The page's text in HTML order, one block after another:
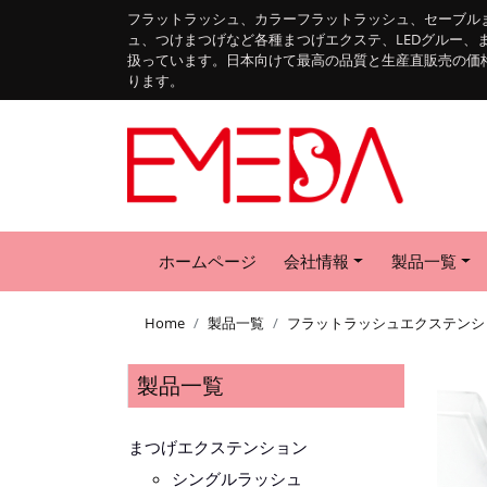
フラットラッシュ、カラーフラットラッシュ、セーブ
ュ、つけまつげなど各種まつげエクステ、LEDグルー
扱っています。日本向けて最高の品質と生産直販売の
ります。
ホームページ 会社情報 製品一覧
Home 製品一覧 フラットラッシュエクステン
製品一覧
まつげエクステンション
シングルラッシュ